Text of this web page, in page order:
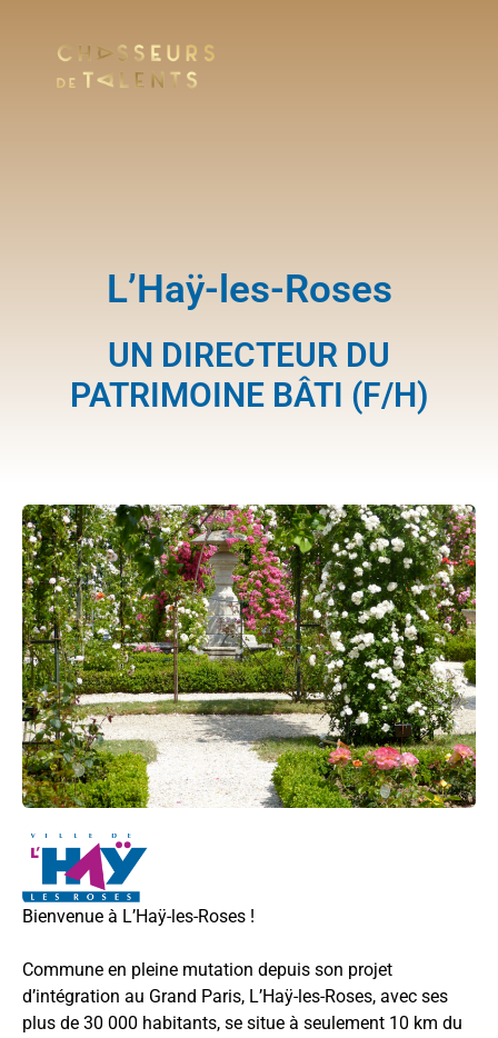
L’Haÿ-les-Roses
UN DIRECTEUR DU
PATRIMOINE BÂTI (F/H)
Bienvenue à L’Haÿ-les-Roses !
Commune en pleine mutation depuis son projet
d’intégration au Grand Paris, L’Haÿ-les-Roses, avec ses
plus de 30 000 habitants, se situe à seulement 10 km du